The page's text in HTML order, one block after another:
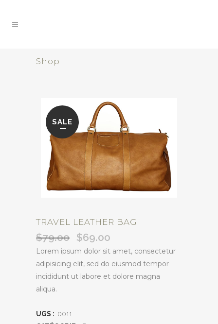
Shop
SALE
TRAVEL LEATHER BAG
$79.00
Le
prix
initial
était :
$69.00
prix
actuel
est :
Lorem ipsum dolor sit amet, consectetur
adipisicing elit, sed do eiusmod tempor
incididunt ut labore et dolore magna
aliqua.
UGS : 0011